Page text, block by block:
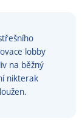
lobby
na běžný
nikterak